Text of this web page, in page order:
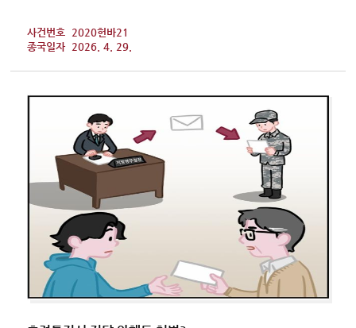
사건번호 2020헌바21
종국일자 2026. 4. 29.